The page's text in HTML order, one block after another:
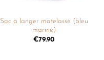
Sac à langer matelassé (bleu
marine)
€79.90